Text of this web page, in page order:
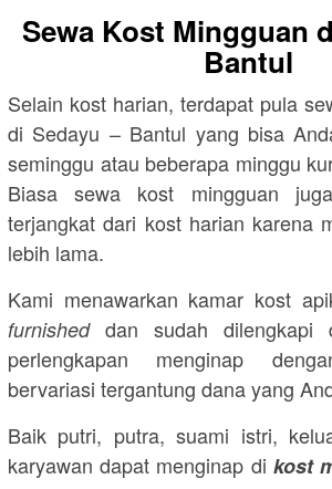
Sewa Kost Mingguan
Bantul
Selain kost harian, terdapat pula
di Sedayu – Bantul yang bisa
seminggu atau beberapa minggu
Biasa sewa kost mingguan
terjangkat dari kost harian karena
lebih lama.
Kami menawarkan kamar kost
furnished dan sudah dilengkapi
perlengkapan menginap
bervariasi tergantung dana yang
Baik putri, putra, suami istri,
karyawan dapat menginap di kost